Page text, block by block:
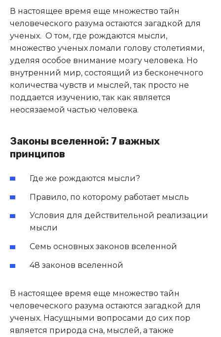
В настоящее время еще множество тайн
человеческого разума остаются загадкой для
ученых. О том, где рождаются мысли,
множество ученых ломали голову столетиями,
уделяя особое внимание мозгу человека. Но
внутренний мир, состоящий из бесконечного
количества чувств и мыслей, так просто не
поддается изучению, так как является
неосязаемой частью человека.
Законы вселенной: 7 важных
принципов
Где же рождаются мысли?
Правило, по которому работает мысль
Условия для действительной реализации
мысли
Семь основных законов вселенной
48 законов вселенной
В настоящее время еще множество тайн
человеческого разума остаются загадкой для
ученых. Насущными вопросами до сих пор
является природа сна, мыслей, а также